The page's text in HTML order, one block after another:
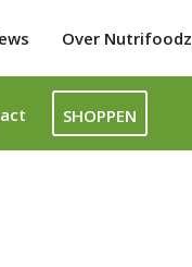
Over Nutrifoodz
SHOPPEN